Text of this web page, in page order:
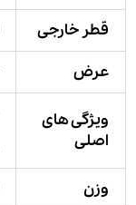
قطر خارجی
عرض
ویژگی های
اصلی
وزن